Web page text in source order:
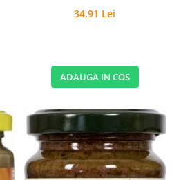
34,91 Lei
ADAUGA IN COS